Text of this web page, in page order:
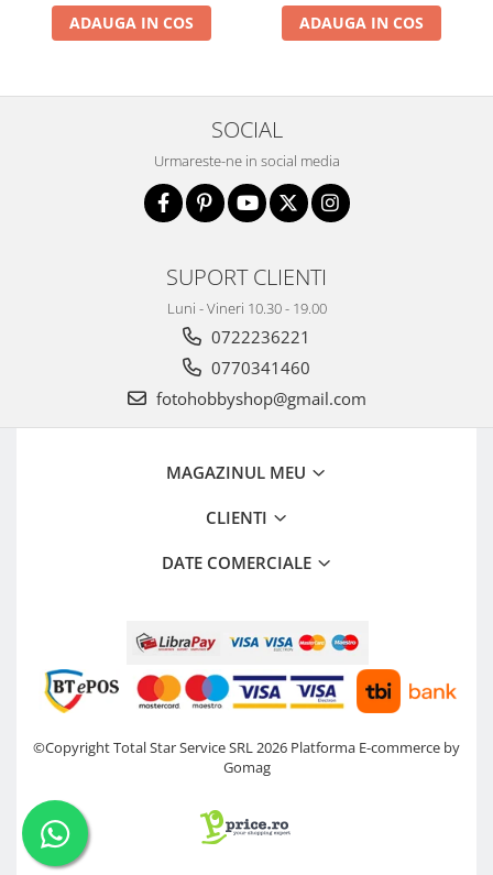
ADAUGA IN COS ADAUGA IN COS
SOCIAL
Urmareste-ne in social media
SUPORT CLIENTI
Luni - Vineri 10.30 - 19.00
0722236221
0770341460
fotohobbyshop@gmail.com
MAGAZINUL MEU
CLIENTI
DATE COMERCIALE
©Copyright Total Star Service SRL 2026 Platforma E-commerce by
Gomag